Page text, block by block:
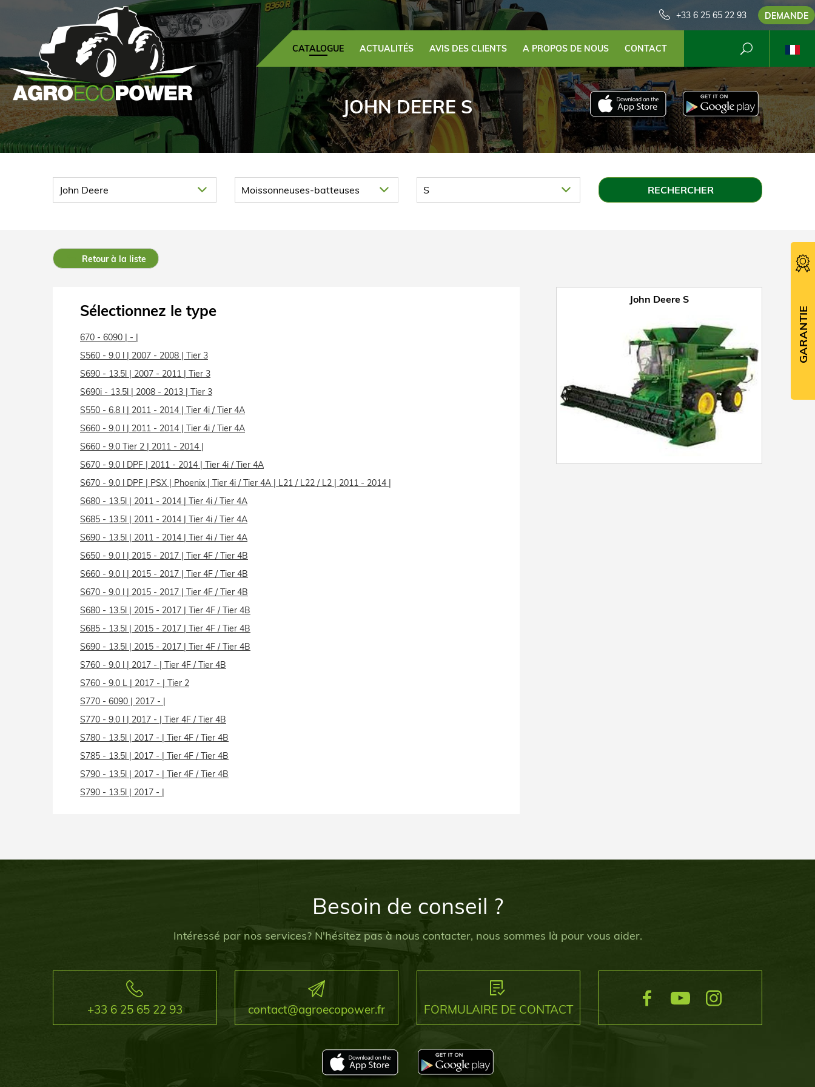
+33 6 25 65 22 93 DEMANDE
CATALOGUE ACTUALITÉS AVIS DES CLIENTS A PROPOS DE NOUS CONTACT
JOHN DEERE S
Retour à la liste
John Deere S
Sélectionnez le type
670 - 6090 | - |
S560 - 9.0 l | 2007 - 2008 | Tier 3
S690 - 13.5l | 2007 - 2011 | Tier 3
S690i - 13.5l | 2008 - 2013 | Tier 3
S550 - 6.8 l | 2011 - 2014 | Tier 4i / Tier 4A
S660 - 9.0 l | 2011 - 2014 | Tier 4i / Tier 4A
S660 - 9.0 Tier 2 | 2011 - 2014 |
S670 - 9.0 l DPF | 2011 - 2014 | Tier 4i / Tier 4A
S670 - 9.0 l DPF | PSX | Phoenix | Tier 4i / Tier 4A | L21 / L22 / L2 | 2011 - 2014 |
S680 - 13.5l | 2011 - 2014 | Tier 4i / Tier 4A
S685 - 13.5l | 2011 - 2014 | Tier 4i / Tier 4A
S690 - 13.5l | 2011 - 2014 | Tier 4i / Tier 4A
S650 - 9.0 l | 2015 - 2017 | Tier 4F / Tier 4B
S660 - 9.0 l | 2015 - 2017 | Tier 4F / Tier 4B
S670 - 9.0 l | 2015 - 2017 | Tier 4F / Tier 4B
S680 - 13.5l | 2015 - 2017 | Tier 4F / Tier 4B
S685 - 13.5l | 2015 - 2017 | Tier 4F / Tier 4B
S690 - 13.5l | 2015 - 2017 | Tier 4F / Tier 4B
S760 - 9.0 l | 2017 - | Tier 4F / Tier 4B
S760 - 9.0 L | 2017 - | Tier 2
S770 - 6090 | 2017 - |
S770 - 9.0 l | 2017 - | Tier 4F / Tier 4B
S780 - 13.5l | 2017 - | Tier 4F / Tier 4B
S785 - 13.5l | 2017 - | Tier 4F / Tier 4B
S790 - 13.5l | 2017 - | Tier 4F / Tier 4B
S790 - 13.5l | 2017 - |
Besoin de conseil ?
Intéressé par nos services? N'hésitez pas à nous contacter, nous sommes là pour vous aider.
+33 6 25 65 22 93 contact@agroecopower.fr FORMULAIRE DE CONTACT
GARANTIE